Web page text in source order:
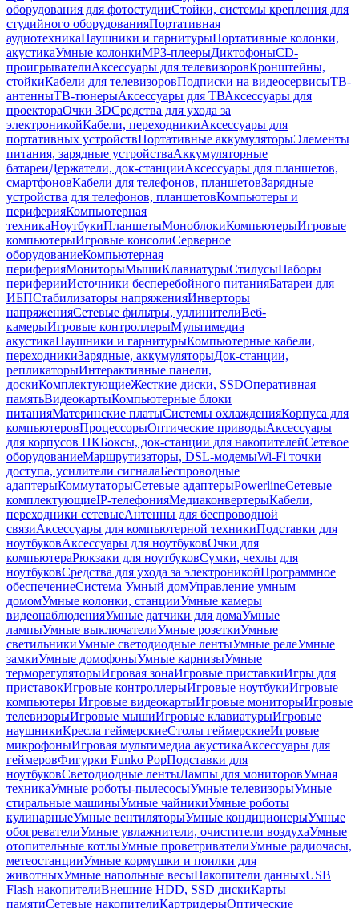
оборудования для фотостудииСтойки, системы крепления для
студийного оборудованияПортативная
аудиотехникаНаушники и гарнитурыПортативные колонки,
акустикаУмные колонкиMP3-плеерыДиктофоныCD-
проигрывателиАксессуары для телевизоровКронштейны,
стойкиКабели для телевизоровПодписки на видеосервисыТВ-
антенныТВ-тюнерыАксессуары для ТВАксессуары для
проектораОчки 3DСредства для ухода за
электроникойКабели, переходникиАксессуары для
портативных устройствПортативные аккумуляторыЭлементы
питания, зарядные устройстваАккумуляторные
батареиДержатели, док-станцииАксессуары для планшетов,
смартфоновКабели для телефонов, планшетовЗарядные
устройства для телефонов, планшетовКомпьютеры и
периферияКомпьютерная
техникаНоутбукиПланшетыМоноблокиКомпьютерыИгровые
компьютерыИгровые консолиСерверное
оборудованиеКомпьютерная
периферияМониторыМышиКлавиатурыСтилусыНаборы
периферииИсточники бесперебойного питанияБатареи для
ИБПСтабилизаторы напряженияИнверторы
напряженияСетевые фильтры, удлинителиВеб-
камерыИгровые контроллерыМультимедиа
акустикаНаушники и гарнитурыКомпьютерные кабели,
переходникиЗарядные, аккумуляторыДок-станции,
репликаторыИнтерактивные панели,
доскиКомплектующиеЖесткие диски, SSDОперативная
памятьВидеокартыКомпьютерные блоки
питанияМатеринские платыСистемы охлажденияКорпуса для
компьютеровПроцессорыОптические приводыАксессуары
для корпусов ПКБоксы, док-станции для накопителейСетевое
оборудованиеМаршрутизаторы, DSL-модемыWi-Fi точки
доступа, усилители сигналаБеспроводные
адаптерыКоммутаторыСетевые адаптерыPowerlineСетевые
комплектующиеIP-телефонияМедиаконвертерыКабели,
переходники сетевыеАнтенны для беспроводной
связиАксессуары для компьютерной техникиПодставки для
ноутбуковАксессуары для ноутбуковОчки для
компьютераРюкзаки для ноутбуковСумки, чехлы для
ноутбуковСредства для ухода за электроникойПрограммное
обеспечениеСистема Умный домУправление умным
домомУмные колонки, станцииУмные камеры
видеонаблюденияУмные датчики для домаУмные
лампыУмные выключателиУмные розеткиУмные
светильникиУмные светодиодные лентыУмные релеУмные
замкиУмные домофоныУмные карнизыУмные
терморегуляторыИгровая зонаИгровые приставкиИгры для
приставокИгровые контроллерыИгровые ноутбукиИгровые
компьютеры Игровые видеокартыИгровые мониторыИгровые
телевизорыИгровые мышиИгровые клавиатурыИгровые
наушникиКресла геймерскиеСтолы геймерскиеИгровые
микрофоныИгровая мультимедиа акустикаАксессуары для
геймеровФигурки Funko PopПодставки для
ноутбуковСветодиодные лентыЛампы для мониторовУмная
техникаУмные роботы-пылесосыУмные телевизорыУмные
стиральные машиныУмные чайникиУмные роботы
кулинарныеУмные вентиляторыУмные кондиционерыУмные
обогревателиУмные увлажнители, очистители воздухаУмные
отопительные котлыУмные проветривателиУмные радиочасы,
метеостанцииУмные кормушки и поилки для
животныхУмные напольные весыНакопители данныхUSB
Flash накопителиВнешние HDD, SSD дискиКарты
памятиСетевые накопителиКартридерыОптические